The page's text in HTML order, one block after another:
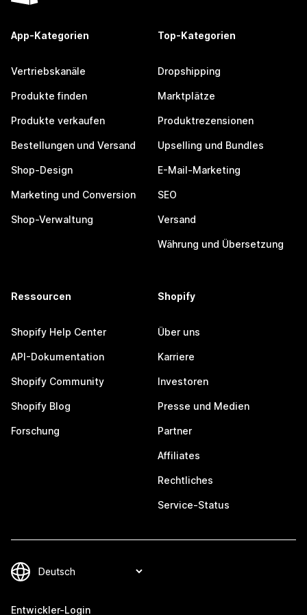
App-Kategorien
Vertriebskanäle
Produkte finden
Produkte verkaufen
Bestellungen und Versand
Shop-Design
Marketing und Conversion
Shop-Verwaltung
Top-Kategorien
Dropshipping
Marktplätze
Produktrezensionen
Upselling und Bundles
E-Mail-Marketing
SEO
Versand
Währung und Übersetzung
Ressourcen
Shopify Help Center
API-Dokumentation
Shopify Community
Shopify Blog
Forschung
Shopify
Über uns
Karriere
Investoren
Presse und Medien
Partner
Affiliates
Rechtliches
Service-Status
Entwickler-Login